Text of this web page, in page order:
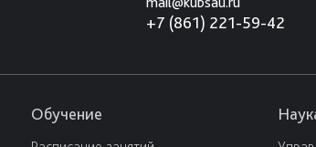
+7 (861) 221-59-42
Обучение